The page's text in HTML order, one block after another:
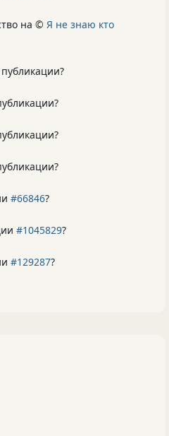
на © Я не знаю кто
#66846?
#1045829?
#129287?